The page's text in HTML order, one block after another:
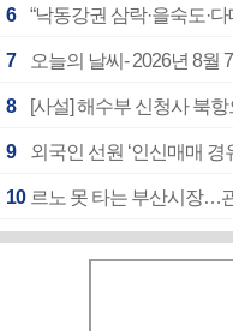
6 “낙동강권 삼락·을숙도·
7 오늘의 날씨- 2026년 8월
8 [사설] 해수부 신청사 북
9 외국인 선원 ‘인신매매
10 르노 못 타는 부산시장…